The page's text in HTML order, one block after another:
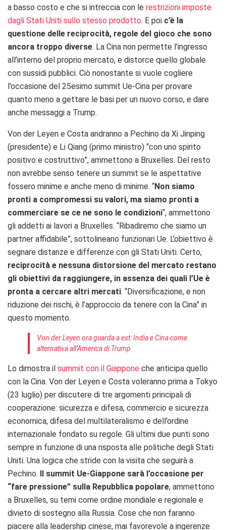
a basso costo e che si intreccia con le restrizioni imposte
dagli Stati Uniti sullo stesso prodotto. E poi c’è la
questione delle reciprocità, regole del gioco che sono
ancora troppo diverse. La Cina non permette l’ingresso
all’interno del proprio mercato, e distorce quello globale
con sussidi pubblici. Ciò nonostante si vuole cogliere
l’occasione del 25esimo summit Ue-Cina per provare
quanto meno a gettare le basi per un nuovo corso, e dare
anche messaggi a Trump.
Von der Leyen e Costa andranno a Pechino da Xi Jinping
(presidente) e Li Qiang (primo ministro) “con uno spirito
positivo e costruttivo”, ammettono a Bruxelles. Del resto
non avrebbe senso tenere un summit se le aspettative
fossero minime e anche meno di minime. “Non siamo
pronti a compromessi su valori, ma siamo pronti a
commerciare se ce ne sono le condizioni“, ammettono
gli addetti ai lavori a Bruxelles. “Ribadiremo che siamo un
partner affidabile”, sottolineano funzionari Ue. L’obiettivo è
segnare distanze e differenze con gli Stati Uniti. Certo,
reciprocità e nessuna distorsione del mercato restano
gli obiettivi da raggiungere, in assenza dei quali l’Ue è
pronta a cercare altri mercati. “Diversificazione, e non
riduzione dei rischi, è l’approccio da tenere con la Cina” in
questo momento.
Von der Leyen ora guarda a est: India e Cina come
alternativa all’America di Trump
Lo dimostra il summit con il Giappone che anticipa quello
con la Cina. Von der Leyen e Costa voleranno prima a Tokyo
(23 luglio) per discutere di tre argomenti principali di
cooperazione: sicurezza e difesa, commercio e sicurezza
economica, difesa del multilateralismo e dell’ordine
internazionale fondato su regole. Gli ultimi due punti sono
sempre in funzione di una risposta alle politiche degli Stati
Uniti. Una logica che stride con la visita che seguirà a
Pechino. Il summit Ue-Giappone sarà l’occasione per
“fare pressione” sulla Repubblica popolare, ammettono
a Bruxelles, su temi come ordine mondiale e regionale e
divieto di sostegno alla Russia. Cose che non faranno
piacere alla leadership cinese, mai favorevole a ingerenze